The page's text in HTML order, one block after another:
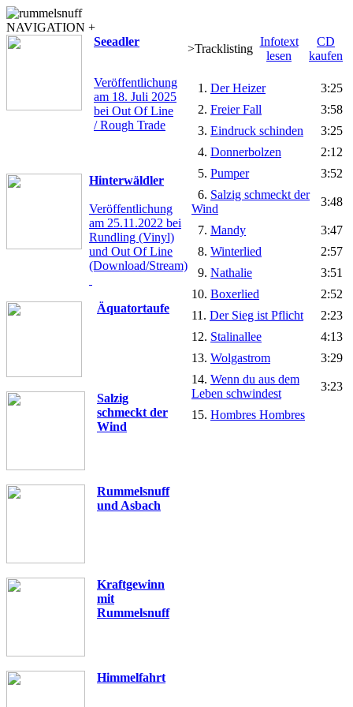
NAVIGATION +
Seeadler
Veröffentlichung
am 18. Juli 2025
bei Out Of Line
/ Rough Trade
Hinterwäldler
Veröffentlichung
am 25.11.2022 bei
Rundling (Vinyl)
und Out Of Line
(Download/Stream)
Äquatortaufe
Salzig
schmeckt der
Wind
Rummelsnuff
und Asbach
Kraftgewinn
mit
Rummelsnuff
Himmelfahrt
>Tracklisting
Infotext
lesen
CD
kaufen
1. Der Heizer
3:25
2. Freier Fall
3:58
3. Eindruck schinden
3:25
4. Donnerbolzen
2:12
5. Pumper
3:52
6. Salzig schmeckt der
Wind
3:48
7. Mandy
3:47
8. Winterlied
2:57
9. Nathalie
3:51
10. Boxerlied
2:52
11. Der Sieg ist Pflicht
2:23
12. Stalinallee
4:13
13. Wolgastrom
3:29
14. Wenn du aus dem
Leben schwindest
3:23
15. Hombres Hombres